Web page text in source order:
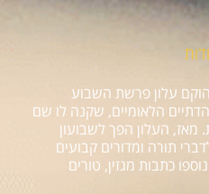
25 שנה, אז הוקם עלון פרשת השבוע
הלאומיים, שקנה לו שם
מאז, העלון הפך לשבועון
תורה ומדורים קבועים
כתבות מגזין, טורים